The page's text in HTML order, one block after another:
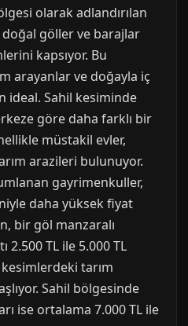
olarak adlandırılan
doğal göller ve barajlar
kapsıyor. Bu
arayanlar ve doğayla iç
ideal. Sahil kesiminde
göre daha farklı bir
müstakil evler,
arazileri bulunuyor.
gayrimenkuller,
daha yüksek fiyat
bir göl manzaralı
2.500 TL ile 5.000 TL
tarım
Sahil bölgesinde
ise ortalama 7.000 TL ile